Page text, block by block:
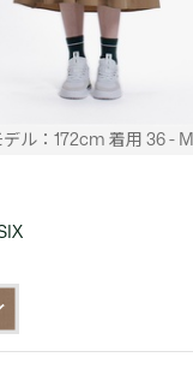
デル：172cm 着用 36 - M